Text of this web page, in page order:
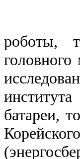
роботы,
головного
батареи,